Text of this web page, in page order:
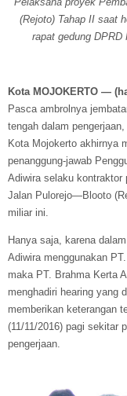
(Rejoto) Tahap II saat
rapat gedung DPRD
Kota MOJOKERTO —
Pasca ambrolnya
tengah dalam
Kota Mojokerto akhirnya
penanggung-jawab
Adiwira selaku kontraktor
Jalan Pulorejo—Blooto
miliar ini.
Hanya saja, karena
Adiwira menggunakan
maka PT. Brahma Kerta
menghadiri hearing yang
memberikan keterangan
(11/11/2016) pagi sekitar
pengerjaan.